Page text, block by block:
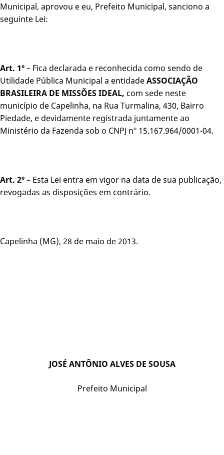
Municipal, aprovou e eu, Prefeito Municipal, sanciono a
seguinte Lei:
Art. 1º– Fica declarada e reconhecida como sendo de
Utilidade Pública Municipal a entidadeASSOCIAÇÃO
BRASILEIRA DE MISSÕES IDEAL, com sede neste
município de Capelinha, na Rua Turmalina, 430, Bairro
Piedade, e devidamente registrada juntamente ao
Ministério da Fazenda sob o CNPJ nº 15.167.964/0001-04.
Art. 2º– Esta Lei entra em vigor na data de sua publicação,
revogadas as disposições em contrário.
Capelinha (MG), 28 de maio de 2013.
JOSÉ ANTÔNIO ALVES DE SOUSA
Prefeito Municipal